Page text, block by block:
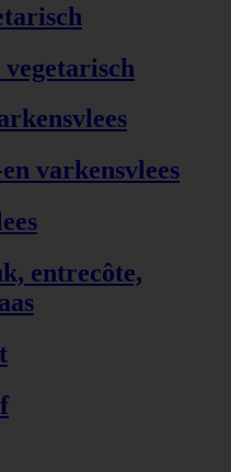
varkensvlees
entrecôte,